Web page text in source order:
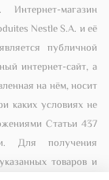
магазин
Nestle S.A. и её
публичной
интернет-сайт, а
на нём, носит
каких условиях не
Статьи 437
Для получения
товаров и